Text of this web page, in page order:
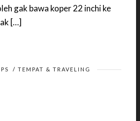
gak bawa koper 22 inchi ke
[…]
/ TEMPAT & TRAVELING